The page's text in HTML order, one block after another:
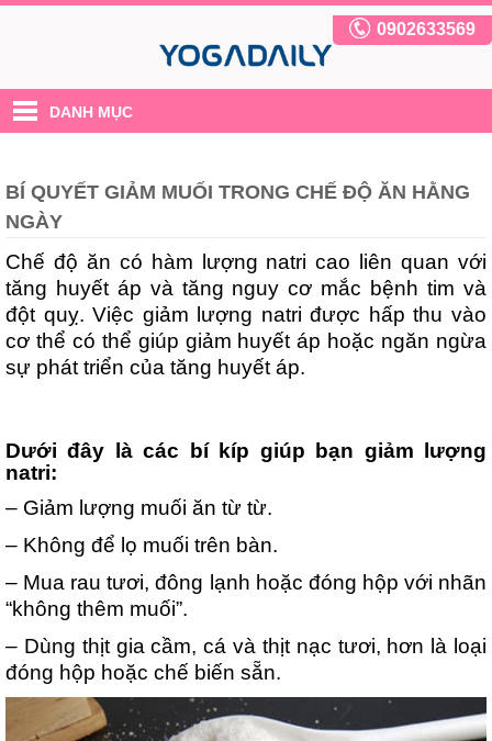
0902633569
DANH MỤC
BÍ QUYẾT GIẢM MUỐI TRONG CHẾ ĐỘ ĂN HẰNG
NGÀY
Chế độ ăn có hàm lượng natri cao liên quan với
tăng huyết áp và tăng nguy cơ mắc bệnh tim và
đột quỵ. Việc giảm lượng natri được hấp thu vào
cơ thể có thể giúp giảm huyết áp hoặc ngăn ngừa
sự phát triển của tăng huyết áp.
Dưới đây là các bí kíp giúp bạn giảm lượng
natri:
– Giảm lượng muối ăn từ từ.
– Không để lọ muối trên bàn.
– Mua rau tươi, đông lạnh hoặc đóng hộp với nhãn
“không thêm muối”.
– Dùng thịt gia cầm, cá và thịt nạc tươi, hơn là loại
đóng hộp hoặc chế biến sẵn.